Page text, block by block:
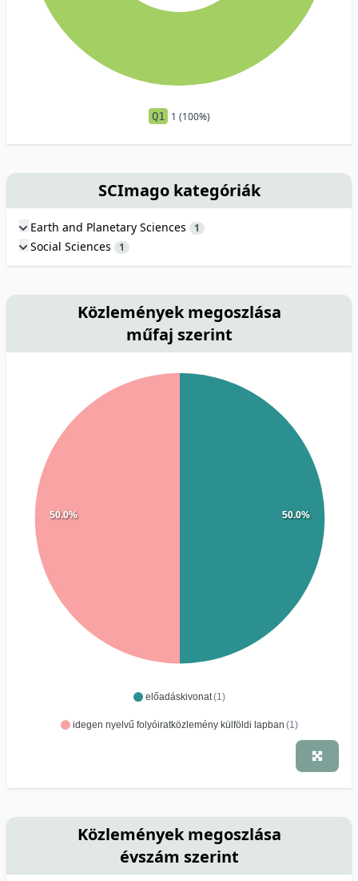
Q1 1 (100%)
SCImago kategóriák
Earth and Planetary Sciences 1
Social Sciences 1
Közlemények megoszlása
műfaj szerint
előadáskivonat(1)
idegen nyelvű folyóiratközlemény külföldi lapban (1)
50.0%
50.0%
Közlemények megoszlása
évszám szerint